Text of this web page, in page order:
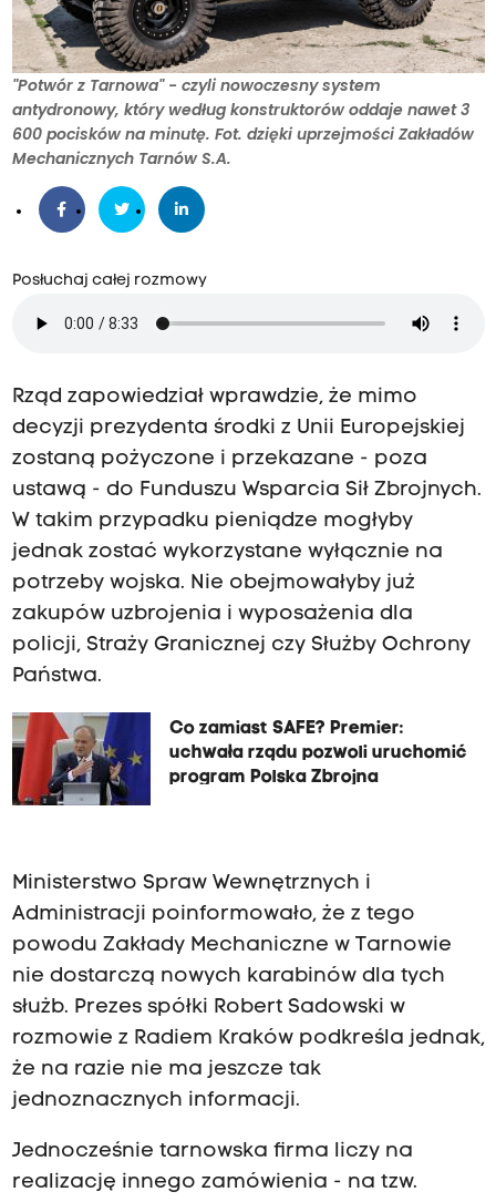
"Potwór z Tarnowa" - czyli nowoczesny system
antydronowy, który według konstruktorów oddaje nawet 3
600 pocisków na minutę. Fot. dzięki uprzejmości Zakładów
Mechanicznych Tarnów S.A.
Posłuchaj całej rozmowy
Rząd zapowiedział wprawdzie, że mimo
decyzji prezydenta środki z Unii Europejskiej
zostaną pożyczone i przekazane - poza
ustawą - do Funduszu Wsparcia Sił Zbrojnych.
W takim przypadku pieniądze mogłyby
jednak zostać wykorzystane wyłącznie na
potrzeby wojska. Nie obejmowałyby już
zakupów uzbrojenia i wyposażenia dla
policji, Straży Granicznej czy Służby Ochrony
Państwa.
Co zamiast SAFE? Premier:
uchwała rządu pozwoli uruchomić
program Polska Zbrojna
Ministerstwo Spraw Wewnętrznych i
Administracji poinformowało, że z tego
powodu Zakłady Mechaniczne w Tarnowie
nie dostarczą nowych karabinów dla tych
służb. Prezes spółki Robert Sadowski w
rozmowie z Radiem Kraków podkreśla jednak,
że na razie nie ma jeszcze tak
jednoznacznych informacji.
Jednocześnie tarnowska firma liczy na
realizację innego zamówienia - na tzw.